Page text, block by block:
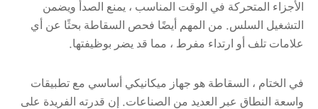
الأجزاء المتحركة في الوقت المناسب ، يمنع الصدأ ويضمن
التشغيل السلس. من المهم أيضًا فحص السقاطة بحثًا عن أي
علامات تلف أو ارتداء مفرط ، مما قد يضر بوظيفتها.
في الختام ، السقاطة هو جهاز ميكانيكي أساسي مع تطبيقات
واسعة النطاق عبر العديد من الصناعات. إن قدرته الفريدة على